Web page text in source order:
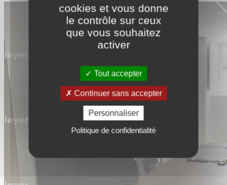
cookies et vous donne
le contrôle sur ceux
que vous souhaitez
activer
Tout accepter
Continuer sans accepter
Personnaliser
Politique de confidentialité